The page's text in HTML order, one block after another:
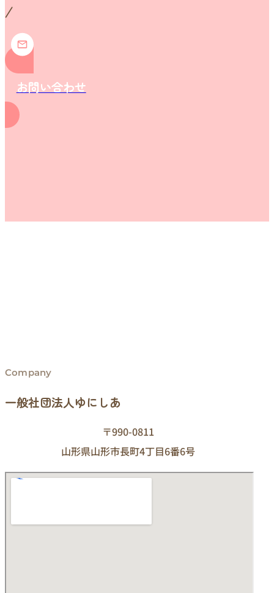
お問い合わせ
Company
一般社団法人ゆにしあ
〒990-0811
山形県山形市長町4丁目6番6号